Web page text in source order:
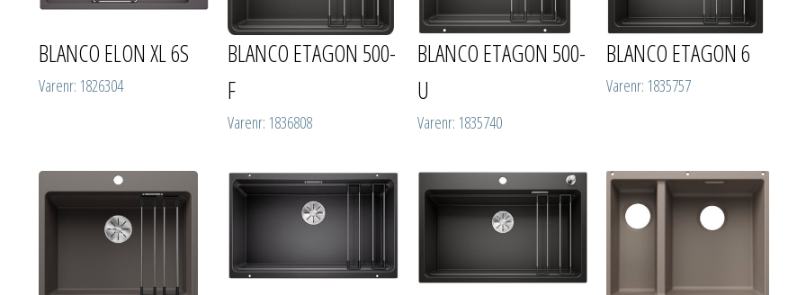
BLANCO ELON XL 6S
Varenr: 1826304
BLANCO ETAGON 500-
F
Varenr: 1836808
BLANCO ETAGON 500-
U
Varenr: 1835740
BLANCO ETAGON 6
Varenr: 1835757